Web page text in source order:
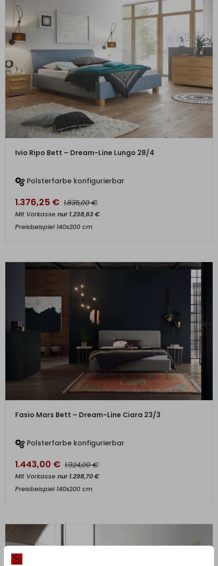
ZUM PRODUKT
Ivio Ripo Bett – Dream-Line Lungo 28/4
Polsterfarbe konfigurierbar
1.376,25 € 1.835,00€
Mit Vorkasse nur1.238,63€
Preisbeispiel 140x200 cm
ZUM PRODUKT
Fasio Mars Bett – Dream-Line Ciara 23/3
Polsterfarbe konfigurierbar
1.443,00 € 1.924,00€
Mit Vorkasse nur1.298,70€
Preisbeispiel 140x200 cm